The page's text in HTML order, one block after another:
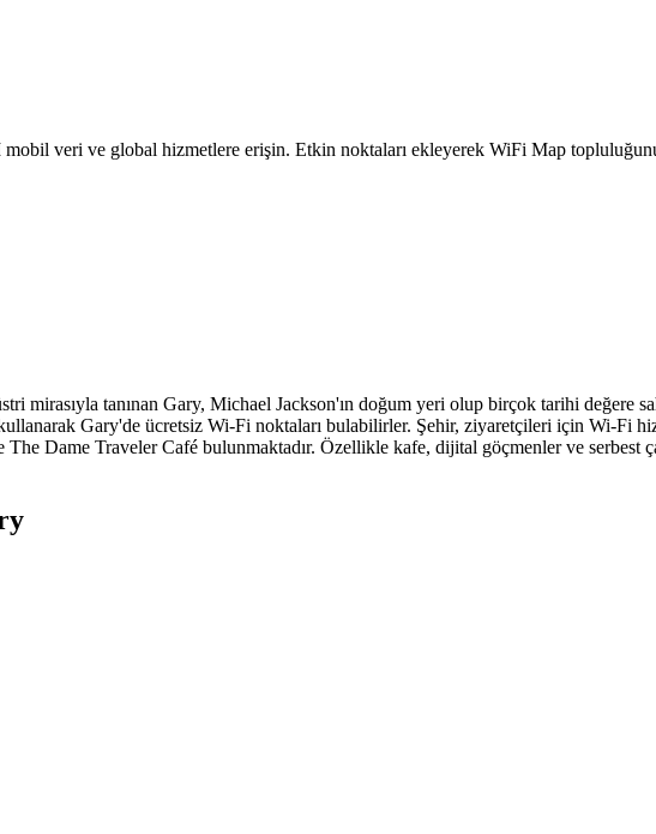
veri ve global hizmetlere erişin. Etkin noktaları ekleyerek WiFi Map
mirasıyla tanınan Gary, Michael Jackson'ın doğum yeri olup birçok tarihi değere
Gary'de ücretsiz Wi-Fi noktaları bulabilirler. Şehir, ziyaretçileri için Wi-Fi
Dame Traveler Café bulunmaktadır. Özellikle kafe, dijital göçmenler ve serbest